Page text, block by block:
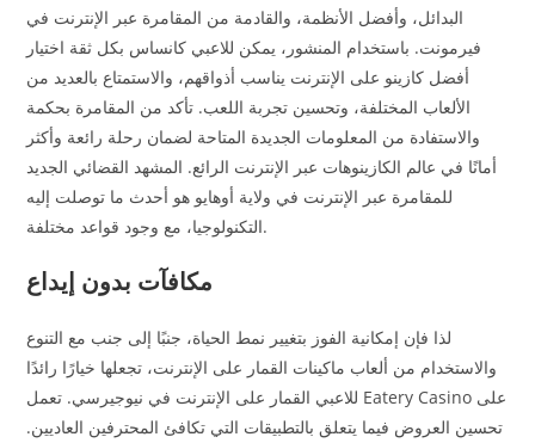
البدائل، وأفضل الأنظمة، والقادمة من المقامرة عبر الإنترنت في
فيرمونت. باستخدام المنشور، يمكن للاعبي كانساس بكل ثقة اختيار
أفضل كازينو على الإنترنت يناسب أذواقهم، والاستمتاع بالعديد من
الألعاب المختلفة، وتحسين تجربة اللعب. تأكد من المقامرة بحكمة
والاستفادة من المعلومات الجديدة المتاحة لضمان رحلة رائعة وأكثر
أمانًا في عالم الكازينوهات عبر الإنترنت الرائع. المشهد القضائي الجديد
للمقامرة عبر الإنترنت في ولاية أوهايو هو أحدث ما توصلت إليه
التكنولوجيا، مع وجود قواعد مختلفة.
مكافآت بدون إيداع
لذا فإن إمكانية الفوز بتغيير نمط الحياة، جنبًا إلى جنب مع التنوع
والاستخدام من ألعاب ماكينات القمار على الإنترنت، تجعلها خيارًا رائدًا
للاعبي القمار على الإنترنت في نيوجيرسي. تعمل Eatery Casino على
تحسين العروض فيما يتعلق بالتطبيقات التي تكافئ المحترفين العاديين.